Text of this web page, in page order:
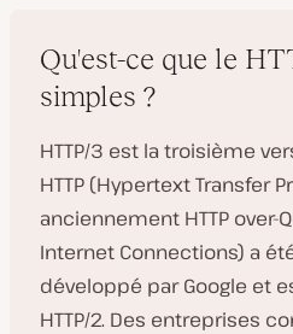
Qu'est-ce que le
simples ?
HTTP/3 est la troisième
HTTP (Hypertext Transfer
anciennement HTTP over-
Internet Connections) a
développé par Google et
HTTP/2. Des entreprises